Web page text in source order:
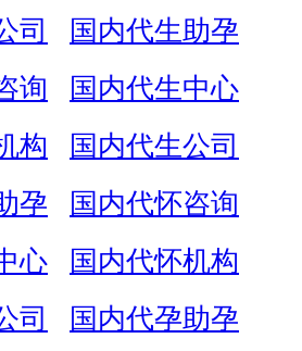
司
国内代生助孕
询
国内代生中心
构
国内代生公司
孕
国内代怀咨询
心
国内代怀机构
司
国内代孕助孕